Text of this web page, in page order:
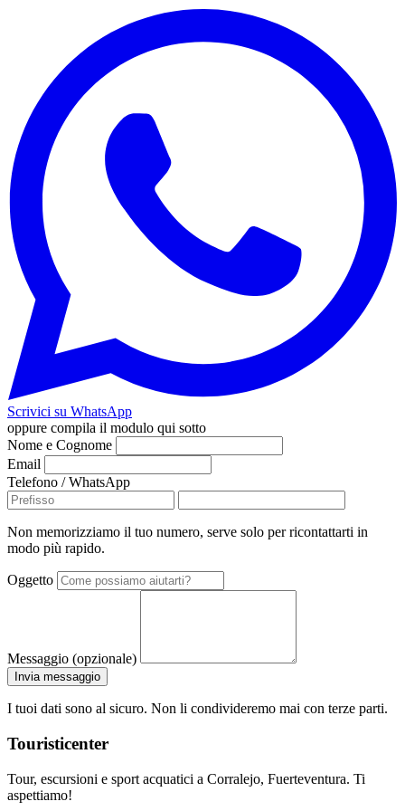
Scrivici su WhatsApp
oppure compila il modulo qui sotto
Nome e Cognome
Email
Telefono / WhatsApp
Non memorizziamo il tuo numero, serve solo per ricontattarti in
modo più rapido.
Oggetto
Messaggio (opzionale)
Invia messaggio
I tuoi dati sono al sicuro. Non li condivideremo mai con terze parti.
Touristicenter
Tour, escursioni e sport acquatici a Corralejo, Fuerteventura. Ti
aspettiamo!